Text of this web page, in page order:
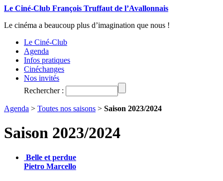
Le Ciné-Club François Truffaut de l’Avallonnais
Le cinéma a beaucoup plus d’imagination que nous !
Le Ciné-Club
Agenda
Infos pratiques
Cinéchanges
Nos invités
Rechercher :
Agenda > Toutes nos saisons > Saison 2023/2024
Saison 2023/2024
Belle et perdue
Pietro Marcello